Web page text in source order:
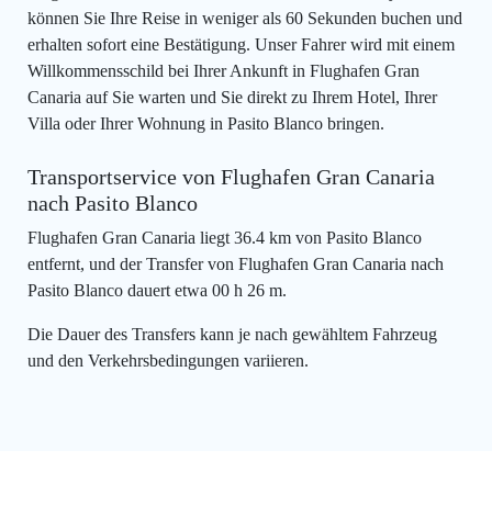
können Sie Ihre Reise in weniger als 60 Sekunden buchen und
erhalten sofort eine Bestätigung. Unser Fahrer wird mit einem
Willkommensschild bei Ihrer Ankunft in Flughafen Gran
Canaria auf Sie warten und Sie direkt zu Ihrem Hotel, Ihrer
Villa oder Ihrer Wohnung in Pasito Blanco bringen.
Transportservice von Flughafen Gran Canaria
nach Pasito Blanco
Flughafen Gran Canaria liegt 36.4 km von Pasito Blanco
entfernt, und der Transfer von Flughafen Gran Canaria nach
Pasito Blanco dauert etwa 00 h 26 m.
Die Dauer des Transfers kann je nach gewähltem Fahrzeug
und den Verkehrsbedingungen variieren.